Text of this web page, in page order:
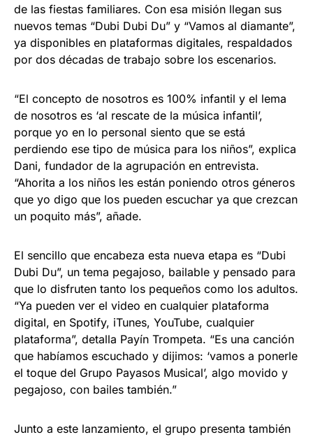
de las fiestas familiares. Con esa misión llegan sus
nuevos temas “Dubi Dubi Du” y “Vamos al diamante”,
ya disponibles en plataformas digitales, respaldados
por dos décadas de trabajo sobre los escenarios.
“El concepto de nosotros es 100% infantil y el lema
de nosotros es ‘al rescate de la música infantil’,
porque yo en lo personal siento que se está
perdiendo ese tipo de música para los niños”, explica
Dani, fundador de la agrupación en entrevista.
“Ahorita a los niños les están poniendo otros géneros
que yo digo que los pueden escuchar ya que crezcan
un poquito más”, añade.
El sencillo que encabeza esta nueva etapa es “Dubi
Dubi Du”, un tema pegajoso, bailable y pensado para
que lo disfruten tanto los pequeños como los adultos.
“Ya pueden ver el video en cualquier plataforma
digital, en Spotify, iTunes, YouTube, cualquier
plataforma”, detalla Payín Trompeta. “Es una canción
que habíamos escuchado y dijimos: ‘vamos a ponerle
el toque del Grupo Payasos Musical’, algo movido y
pegajoso, con bailes también.”
Junto a este lanzamiento, el grupo presenta también